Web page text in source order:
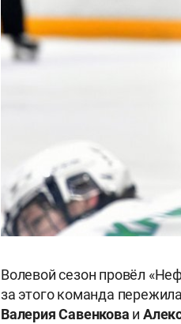
Волевой сезон провёл
за этого команда
Валерия Савенкова и